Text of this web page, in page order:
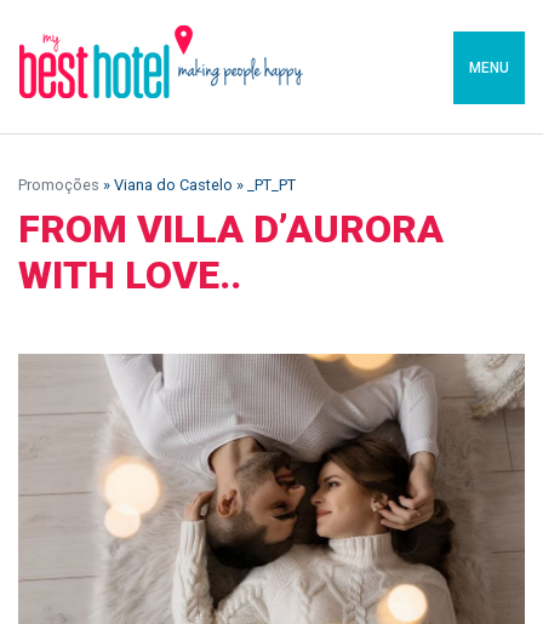
MENU
Promoções » Viana do Castelo » _PT_PT
FROM VILLA D’AURORA
WITH LOVE..